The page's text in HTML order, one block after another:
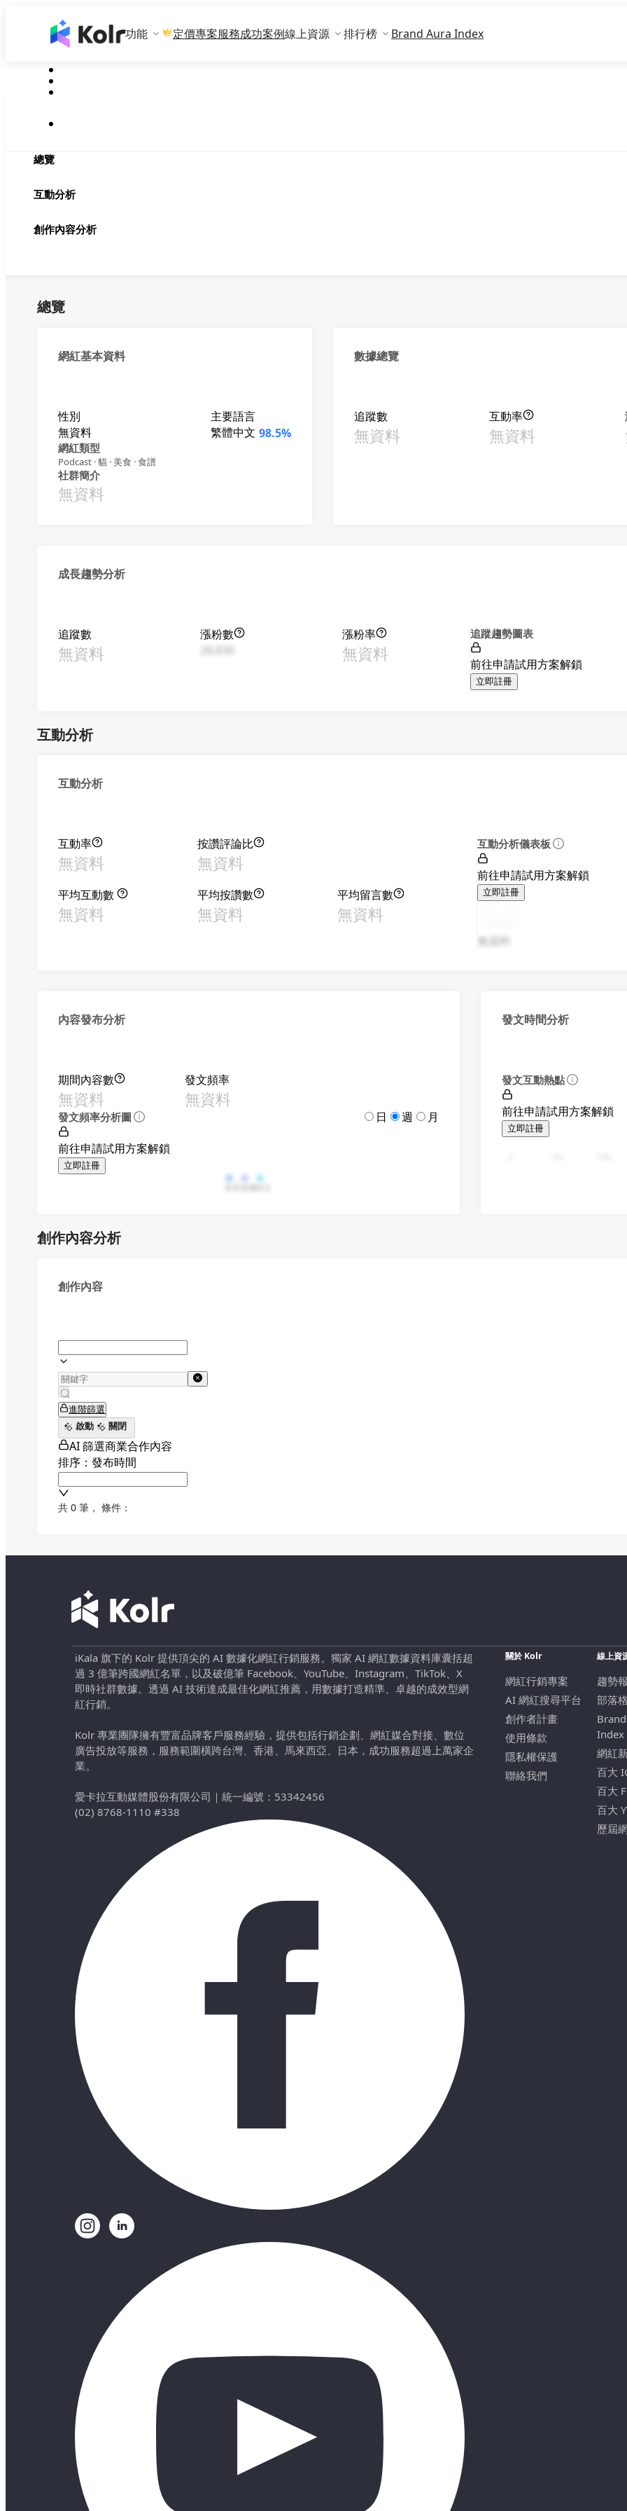
功能 定價專案服務成功案例線上資源 排行榜 Brand Aura Index
總覽
互動分析
創作內容分析
總覽
網紅基本資料
性別
無資料
主要語言
繁體中文 98.5%
網紅類型
Podcast · 貓 · 美食 · 食譜
社群簡介
無資料
數據總覽
追蹤數
無資料
互動率
無資料
成長趨勢分析
追蹤數
無資料
漲粉數
漲粉率
無資料
追蹤趨勢圖表
前往申請試用方案解鎖
立即註冊
互動分析
互動分析
互動率
無資料
按讚評論比
無資料
平均互動數
無資料
平均按讚數
無資料
平均留言數
無資料
互動分析儀表板
前往申請試用方案解鎖
立即註冊
無資料
內容發布分析
期間內容數
無資料
發文頻率
無資料
發文頻率分析圖 日 週 月
前往申請試用方案解鎖
立即註冊
發文時間分析
發文互動熱點
前往申請試用方案解鎖
立即註冊
創作內容分析
創作內容
進階篩選
啟動
關閉
AI 篩選商業合作內容
排序：發布時間
共 0 筆 ， 條件：
iKala 旗下的 Kolr 提供頂尖的 AI 數據化網紅行銷服務。獨家 AI 網紅數據資料庫囊括超
過 3 億筆跨國網紅名單，以及破億筆 Facebook、YouTube、Instagram、TikTok、X
即時社群數據。透過 AI 技術達成最佳化網紅推薦，用數據打造精準、卓越的成效型網
紅行銷。
Kolr 專業團隊擁有豐富品牌客戶服務經驗，提供包括行銷企劃、網紅媒合對接、數位
廣告投放等服務，服務範圍橫跨台灣、香港、馬來西亞、日本，成功服務超過上萬家企
業。
愛卡拉互動媒體股份有限公司 ｜ 統一編號：53342456
(02) 8768-1110 #338
關於 Kolr
網紅行銷專案
AI 網紅搜尋平台
創作者計畫
使用條款
隱私權保護
聯絡我們
線上資
趨勢
部落格
Index
網紅
百大
百大
百大
歷屆